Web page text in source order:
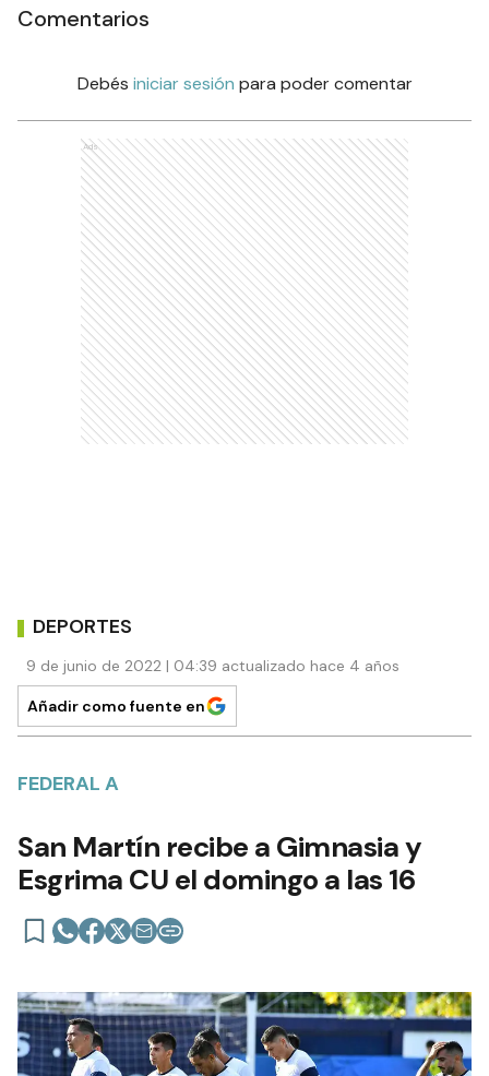
Comentarios
Debés iniciar sesión para poder comentar
Ads
DEPORTES
9 de junio de 2022 | 04:39 actualizado hace 4 años
Añadir como fuente en
FEDERAL A
San Martín recibe a Gimnasia y
Esgrima CU el domingo a las 16